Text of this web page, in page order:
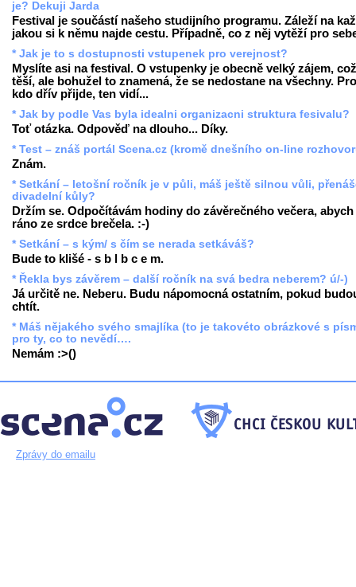
je? Dekuji Jarda
Festival je součástí našeho studijního programu. Záleží na
jakou si k němu najde cestu. Případně, co z něj vytěží pro
* Jak je to s dostupnosti vstupenek pro verejnost?
Myslíte asi na festival. O vstupenky je obecně velký zájem,
těší, ale bohužel to znamená, že se nedostane na všechny.
kdo dřív přijde, ten vidí...
* Jak by podle Vas byla idealni organizacni struktura fesivalu?
Toť otázka. Odpověď na dlouho... Díky.
* Test – znáš portál Scena.cz (kromě dnešního on-line
Znám.
* Setkání – letošní ročník je v půli, máš ještě silnou vůli,
divadelní kůly?
Držím se. Odpočítávám hodiny do závěrečného večera, abych
ráno ze srdce brečela. :-)
* Setkání – s kým/ s čím se nerada setkáváš?
Bude to klišé - s b l b c e m.
* Řekla bys závěrem – další ročník na svá bedra neberem? ú/-)
Já určitě ne. Neberu. Budu nápomocná ostatním, pokud
chtít.
* Máš nějakého svého smajlíka (to je takovéto obrázkové s
pro ty, co to nevědí….
Nemám :>()
Zprávy do emailu